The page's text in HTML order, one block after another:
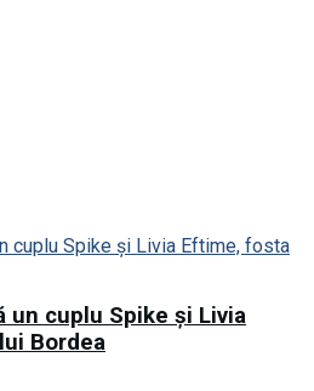
un cuplu Spike și Livia
Bordea